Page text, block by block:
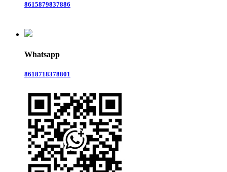
8615879837886
Whatsapp
8618718378801